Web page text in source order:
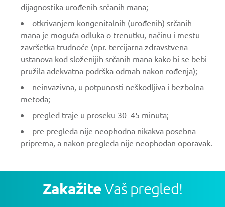
dijagnostika urođenih srčanih mana;
otkrivanjem kongenitalnih (urođenih) srčanih
mana je moguća odluka o trenutku, načinu i mestu
završetka trudnoće (npr. tercijarna zdravstvena
ustanova kod složenijih srčanih mana kako bi se bebi
pružila adekvatna podrška odmah nakon rođenja);
neinvazivna, u potpunosti neškodljiva i bezbolna
metoda;
pregled traje u proseku 30–45 minuta;
pre pregleda nije neophodna nikakva posebna
priprema, a nakon pregleda nije neophodan oporavak.
ZakažiteVaš pregled!